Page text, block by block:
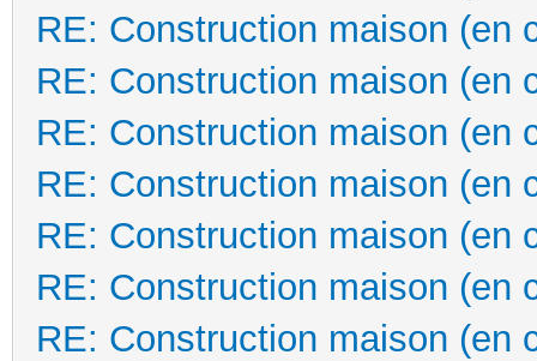
RE: Construction maison (en
RE: Construction maison (en
RE: Construction maison (en
RE: Construction maison (en
RE: Construction maison (en
RE: Construction maison (en
RE: Construction maison (en